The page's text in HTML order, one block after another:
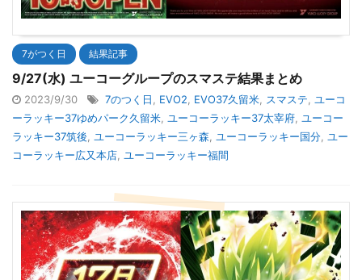
7がつく日 結果記事
9/27(水) ユーコーグループのスマステ結果まとめ
2023/9/30 7のつく日, EVO2, EVO37久留米, スマステ, ユーコ
ーラッキー37ゆめパーク久留米, ユーコーラッキー37太宰府, ユーコー
ラッキー37筑後, ユーコーラッキー三ヶ森, ユーコーラッキー国分, ユー
コーラッキー広又本店, ユーコーラッキー福間